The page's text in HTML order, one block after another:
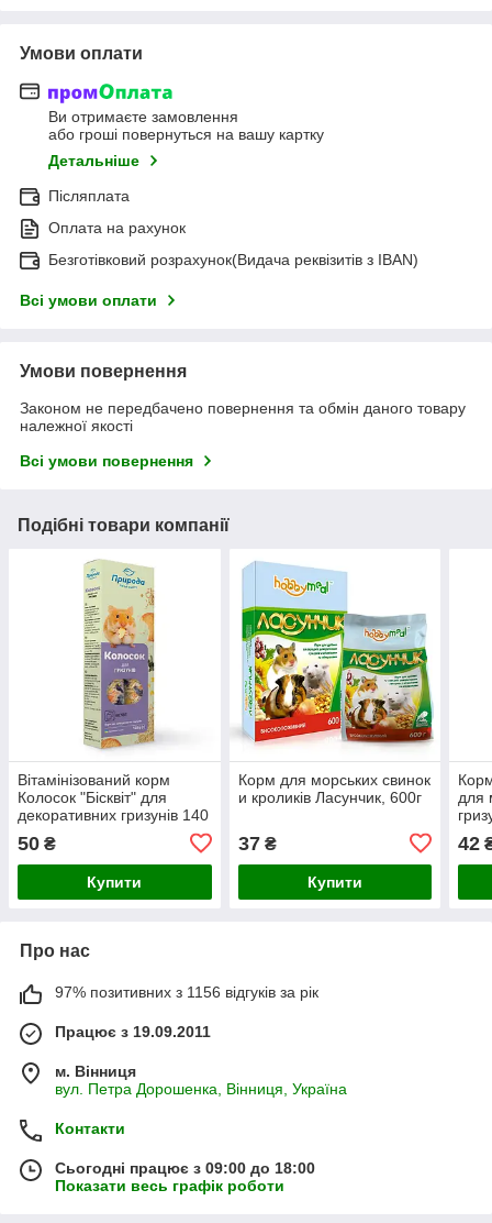
Умови оплати
Ви отримаєте замовлення
або гроші повернуться на вашу картку
Детальніше
Післяплата
Оплата на рахунок
Безготівковий розрахунок(Видача реквізитів з IBAN)
Всі умови оплати
Умови повернення
Законом не передбачено повернення та обмін даного товару
належної якості
Всі умови повернення
Подібні товари компанії
Вітамінізований корм
Колосок "Бісквіт" для
декоративних гризунів 140
50 ₴
Купити
Корм для морських свинок
и кроликів Ласунчик, 600г
37₴
Купити
для
42
Про нас
97% позитивних з 1156 відгуків за рік
Працює з 19.09.2011
м. Вінниця
вул. Петра Дорошенка, Вінниця, Україна
Контакти
Сьогодні працює з 09:00 до 18:00
Показати весь графік роботи